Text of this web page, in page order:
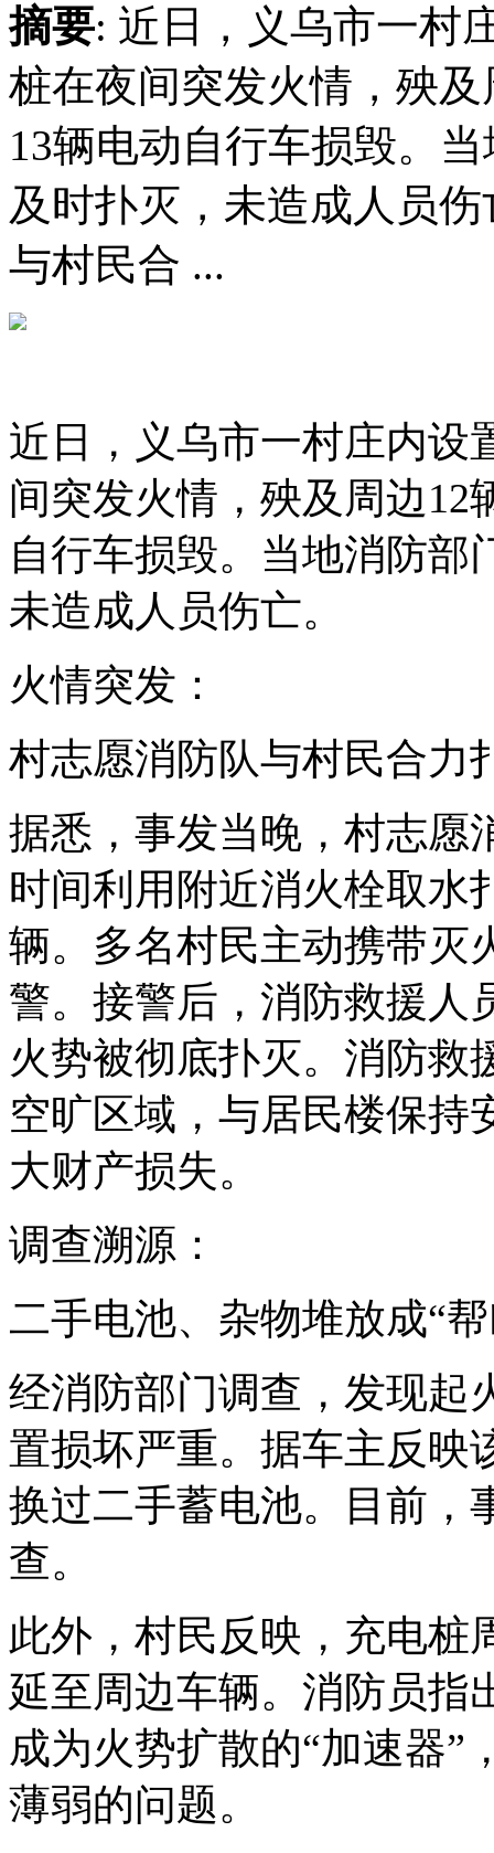
摘要: 近日，义乌市一村
桩在夜间突发火情，殃
13辆电动自行车损毁。
及时扑灭，未造成人员
与村民合 ...
近日，义乌市一村庄内设
间突发火情，殃及周边12
自行车损毁。当地消防部
未造成人员伤亡。
火情突发：
村志愿消防队与村民合力
据悉，事发当晚，村志愿
时间利用附近消火栓取水
辆。多名村民主动携带灭
警。接警后，消防救援人
火势被彻底扑灭。消防救
空旷区域，与居民楼保持
大财产损失。
调查溯源：
二手电池、杂物堆放成“
经消防部门调查，发现起
置损坏严重。据车主反映
换过二手蓄电池。目前，
查。
此外，村民反映，充电桩
延至周边车辆。消防员指
成为火势扩散的“加速器”
薄弱的问题。